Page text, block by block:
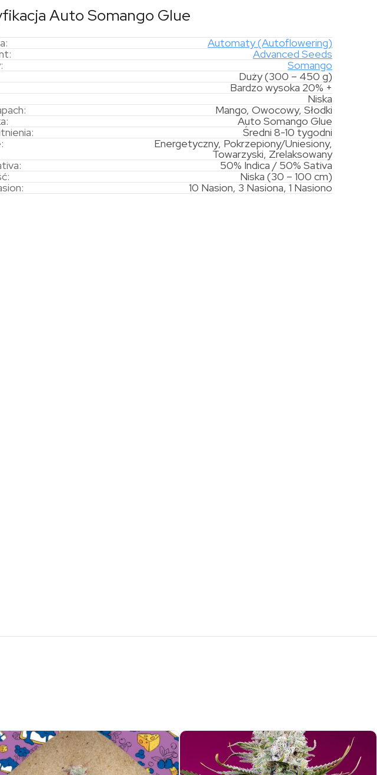
Auto Somango Glue
Automaty (Autoflowering)
Advanced Seeds
Somango
Duży (300 – 450 g)
Bardzo wysoka 20% +
Niska
Mango, Owocowy, Słodki
Auto Somango Glue
Średni 8-10 tygodni
Energetyczny, Pokrzepiony/Uniesiony,
Towarzyski, Zrelaksowany
50% Indica / 50% Sativa
Niska (30 – 100 cm)
10 Nasion, 3 Nasiona, 1 Nasiono